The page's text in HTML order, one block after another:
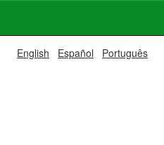
English Español Português